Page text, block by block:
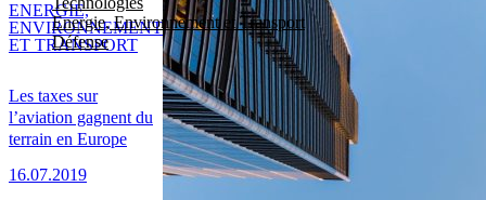
Energie, Environnement et Transport
Défense
Les taxes sur
l’aviation gagnent du
terrain en Europe
16.07.2019
ENERGIE,
ENVIRONNEMENT
ET TRANSPORT